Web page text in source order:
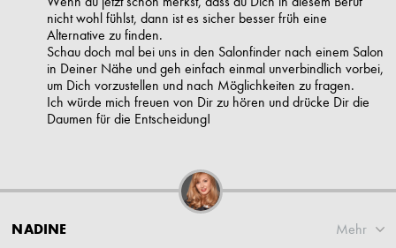
nicht wohl fühlst, dann ist es sicher besser früh eine
Alternative zu finden.
Schau doch mal bei uns in den Salonfinder nach einem Salon
in Deiner Nähe und geh einfach einmal unverbindlich vorbei,
um Dich vorzustellen und nach Möglichkeiten zu fragen.
Ich würde mich freuen von Dir zu hören und drücke Dir die
Daumen für die Entscheidung!
NADINE Mehr